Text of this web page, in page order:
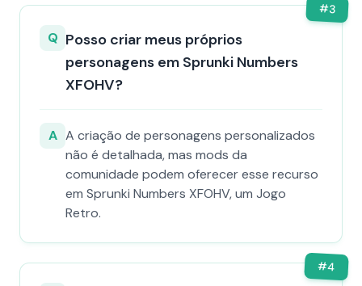
#3
Q Posso criar meus próprios
personagens em Sprunki Numbers
XFOHV?
A A criação de personagens personalizados
não é detalhada, mas mods da
comunidade podem oferecer esse recurso
em Sprunki Numbers XFOHV, um Jogo
Retro.
#4